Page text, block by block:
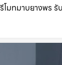
โมทมาบยางพร รั